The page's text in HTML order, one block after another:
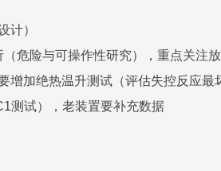
计）
危险与可操作性研究），重点关注
增加绝热温升测试（评估失控反应最
测试），老装置要补充数据